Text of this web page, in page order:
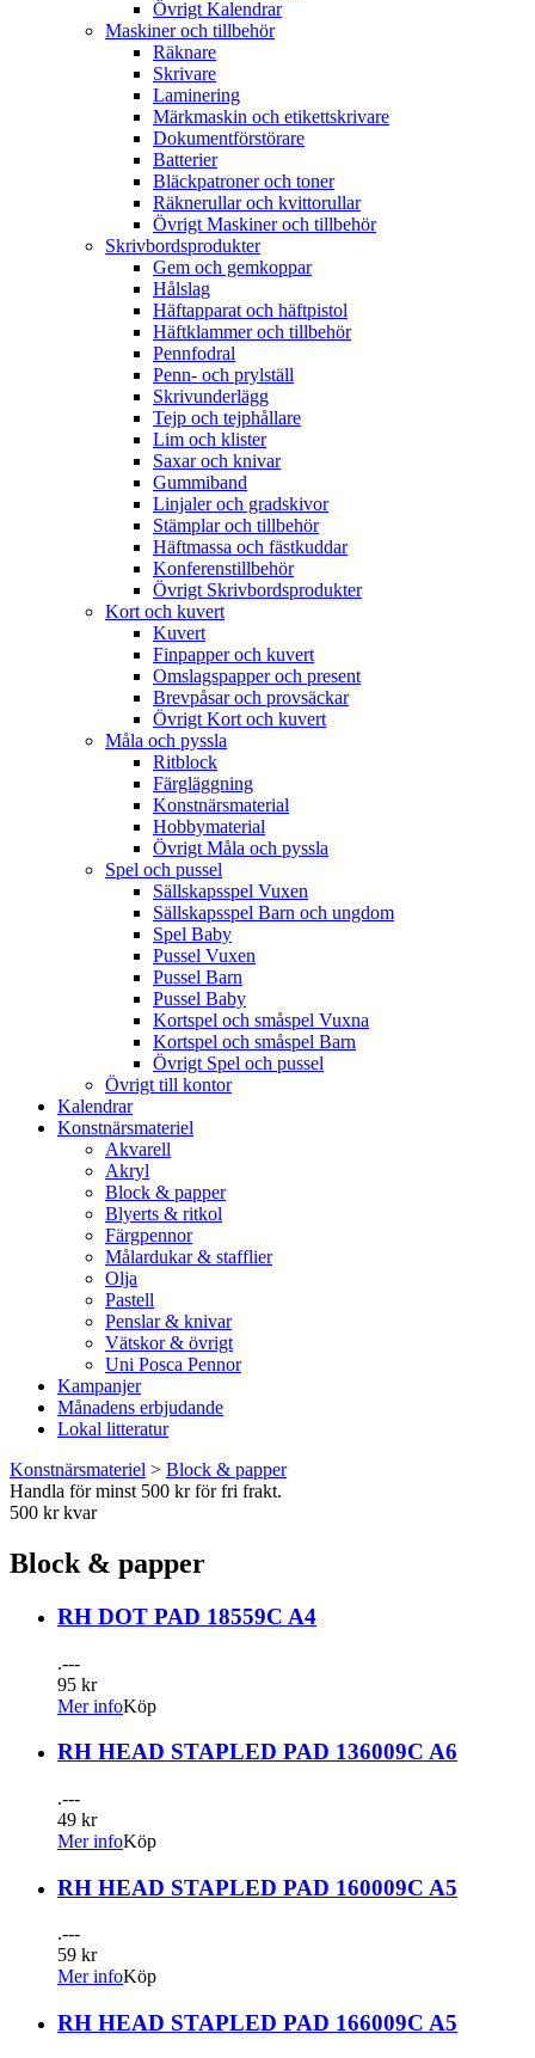
Övrigt Kalendrar
Maskiner och tillbehör
Räknare
Skrivare
Laminering
Märkmaskin och etikettskrivare
Dokumentförstörare
Batterier
Bläckpatroner och toner
Räknerullar och kvittorullar
Övrigt Maskiner och tillbehör
Skrivbordsprodukter
Gem och gemkoppar
Hålslag
Häftapparat och häftpistol
Häftklammer och tillbehör
Pennfodral
Penn- och prylställ
Skrivunderlägg
Tejp och tejphållare
Lim och klister
Saxar och knivar
Gummiband
Linjaler och gradskivor
Stämplar och tillbehör
Häftmassa och fästkuddar
Konferenstillbehör
Övrigt Skrivbordsprodukter
Kort och kuvert
Kuvert
Finpapper och kuvert
Omslagspapper och present
Brevpåsar och provsäckar
Övrigt Kort och kuvert
Måla och pyssla
Ritblock
Färgläggning
Konstnärsmaterial
Hobbymaterial
Övrigt Måla och pyssla
Spel och pussel
Sällskapsspel Vuxen
Sällskapsspel Barn och ungdom
Spel Baby
Pussel Vuxen
Pussel Barn
Pussel Baby
Kortspel och småspel Vuxna
Kortspel och småspel Barn
Övrigt Spel och pussel
Övrigt till kontor
Kalendrar
Konstnärsmateriel
Akvarell
Akryl
Block & papper
Blyerts & ritkol
Färgpennor
Målardukar & stafflier
Olja
Pastell
Penslar & knivar
Vätskor & övrigt
Uni Posca Pennor
Kampanjer
Månadens erbjudande
Lokal litteratur
Konstnärsmateriel > Block & papper
Handla för minst 500 kr för fri frakt.
500 kr kvar
Block & papper
RH DOT PAD 18559C A4
.---
95 kr
Mer infoKöp
RH HEAD STAPLED PAD 136009C A6
.---
49 kr
Mer infoKöp
RH HEAD STAPLED PAD 160009C A5
.---
59 kr
Mer infoKöp
RH HEAD STAPLED PAD 166009C A5